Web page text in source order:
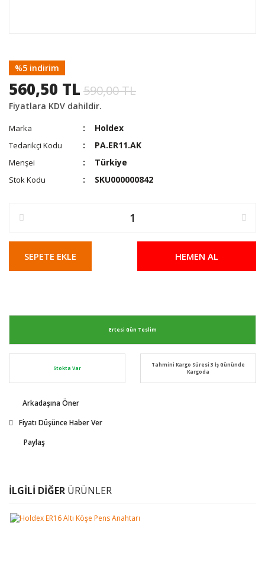
%5 indirim
560,50 TL 590,00 TL
Fiyatlara KDV dahildir.
Marka Holdex
Tedarikçi Kodu PA.ER11.AK
Menşei Türkiye
Stok Kodu SKU000000842
SEPETE EKLE HEMEN AL
Ertesi Gün Teslim
Stokta Var
Tahmini Kargo Süresi 3 İş Gününde
Kargoda
Arkadaşına Öner
Fiyatı Düşünce Haber Ver
Paylaş
İLGİLİ DİĞER ÜRÜNLER